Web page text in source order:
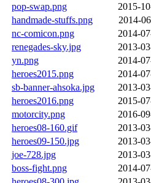
pop-swap.png
2015-
handmade-stuffs.png
2014-
nc-comicon.png
2014-
renegades-sky.jpg
2013-
yn.png
2014-
heroes2015.png
2014-
sb-banner-ahsoka.jpg
2013-
heroes2016.png
2015-
motorcity.png
2016-
heroes08-160.gif
2013-
heroes09-150.jpg
2013-
joe-728.jpg
2013-
boss-fight.png
2014-